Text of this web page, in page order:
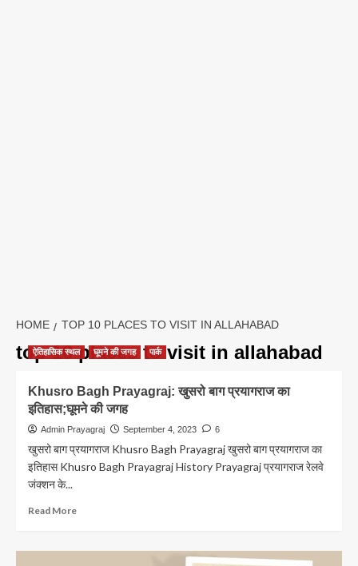
HOME TOP 10 PLACES TO VISIT IN ALLAHABAD
top 10 places to visit in allahabad
ऐतिहासिक स्थल घूमने की जगह पार्क
Khusro Bagh Prayagraj: खुसरो बाग प्रयागराज का
इतिहास;घूमने की जगह
Admin Prayagraj September 4, 2023 6
खुसरो बाग प्रयागराज Khusro Bagh Prayagraj खुसरो बाग प्रयागराज का
इतिहास Khusro Bagh Prayagraj History Prayagraj प्रयागराज रेलवे
जंक्शन के...
Read MoreRead
Khusro